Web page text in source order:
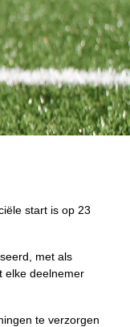
start is op 23
met als
elke deelnemer
te verzorgen